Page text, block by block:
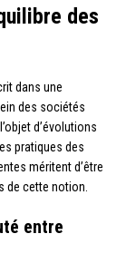
des
dans une
des sociétés
d’évolutions
pratiques des
méritent d’être
de cette notion.
entre